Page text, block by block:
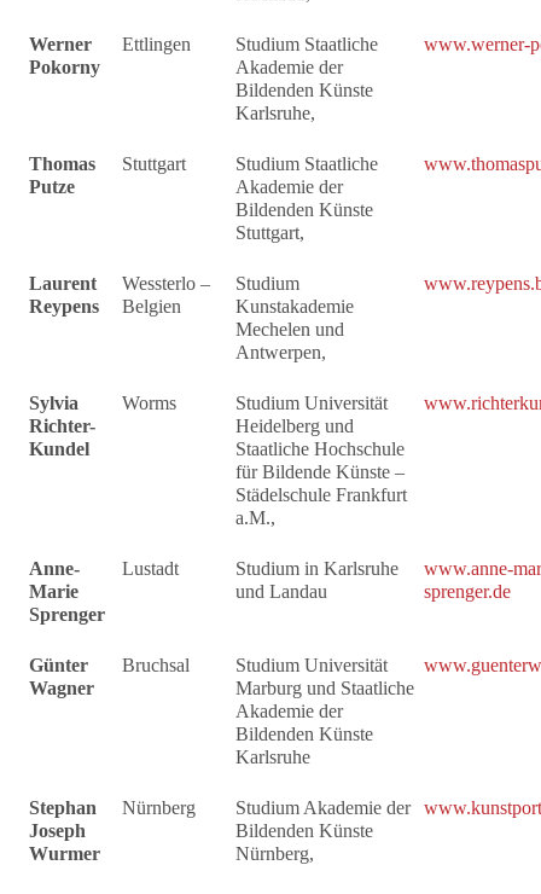
Werner
Pokorny
Ettlingen
Studium Staatliche
Akademie der
Bildenden Künste
Karlsruhe,
www.werner-
Thomas
Putze
Stuttgart
Studium Staatliche
Akademie der
Bildenden Künste
Stuttgart,
Laurent
Reypens
Wessterlo –
Belgien
Studium
Kunstakademie
Mechelen und
Antwerpen,
Sylvia
Richter-
Kundel
Worms
Studium Universität
Heidelberg und
Staatliche Hochschule
für Bildende Künste –
Städelschule Frankfurt
a.M.,
Anne-
Marie
Sprenger
Lustadt
Studium in Karlsruhe
und Landau
www.anne-
sprenger.de
Günter
Wagner
Bruchsal
Studium Universität
Marburg und Staatliche
Akademie der
Bildenden Künste
Karlsruhe
Stephan
Joseph
Wurmer
Nürnberg
Studium Akademie der
Bildenden Künste
Nürnberg,